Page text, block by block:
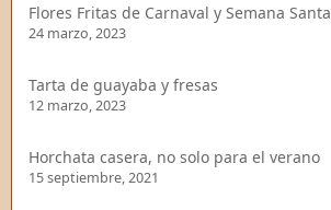
Flores Fritas de Carnaval y Semana Santa
24 marzo, 2023
Tarta de guayaba y fresas
12 marzo, 2023
Horchata casera, no solo para el verano
15 septiembre, 2021